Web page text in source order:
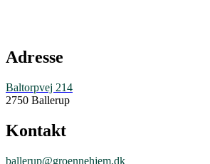
Adresse
Baltorpvej 214
2750 Ballerup
Kontakt
ballerup@groennehjem.dk